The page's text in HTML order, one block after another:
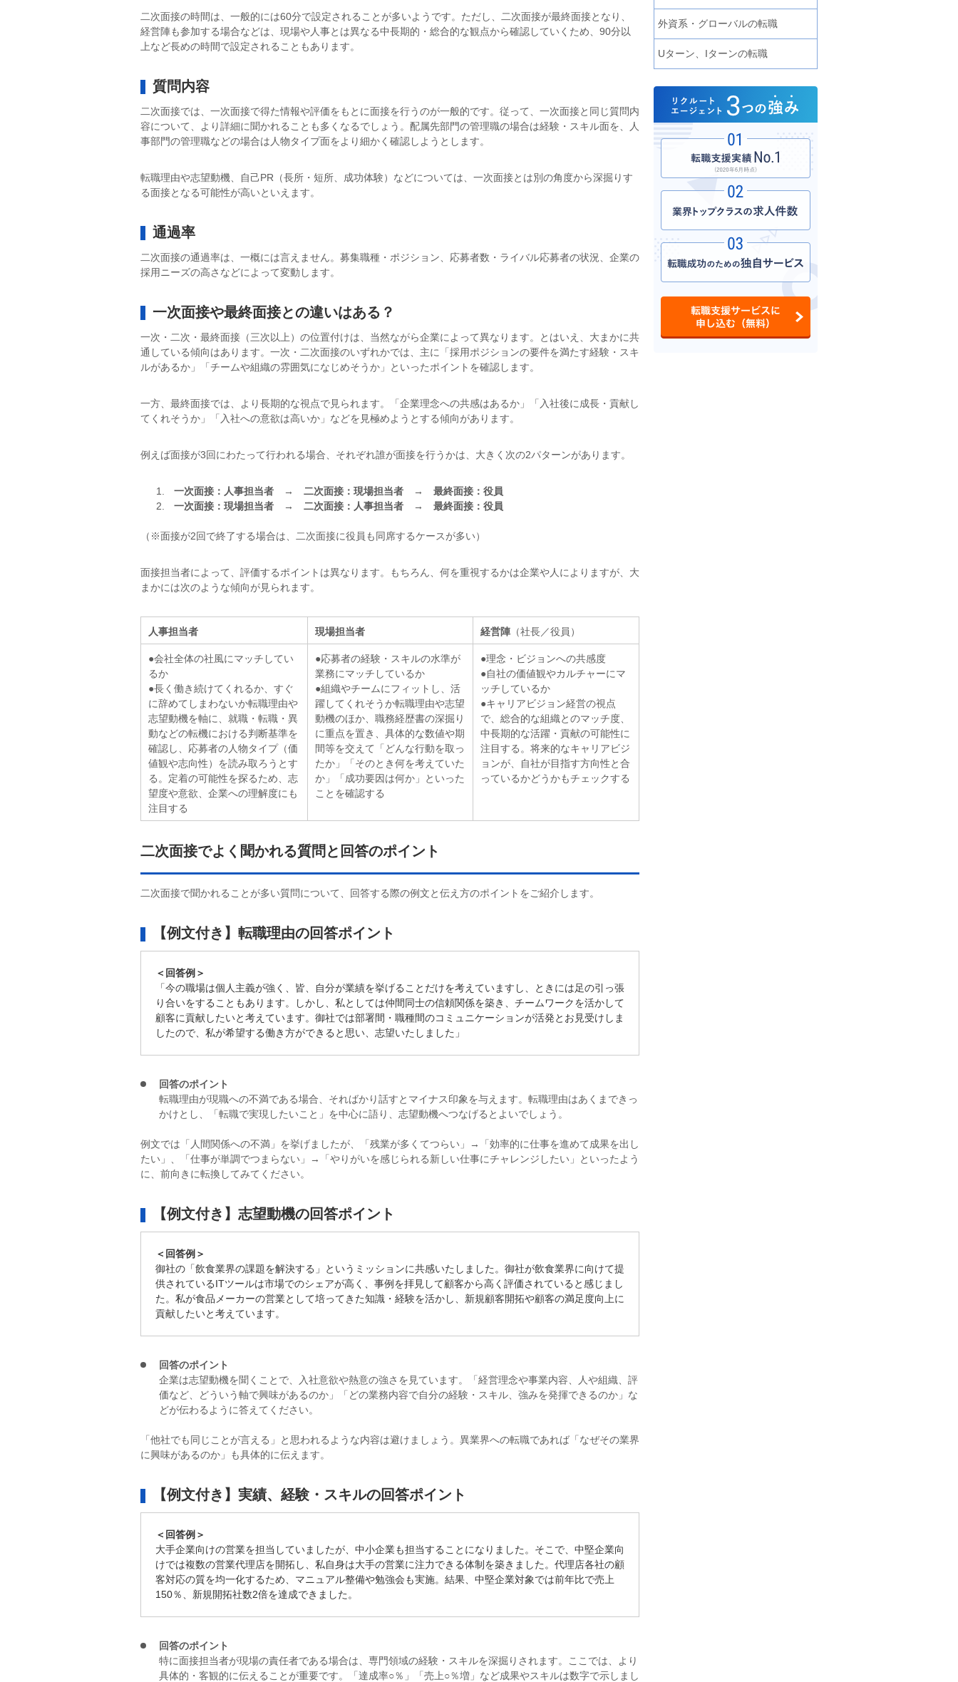
二次面接の時間は、一般的には60分で設定されることが多いようです。ただし、二次面接が最終面接となり、
経営陣も参加する場合などは、現場や人事とは異なる中長期的・総合的な観点から確認していくため、90分以
上など長めの時間で設定されることもあります。
質問内容
二次面接では、一次面接で得た情報や評価をもとに面接を行うのが一般的です。従って、一次面接と同じ質問内
容について、より詳細に聞かれることも多くなるでしょう。配属先部門の管理職の場合は経験・スキル面を、人
事部門の管理職などの場合は人物タイプ面をより細かく確認しようとします。
転職理由や志望動機、自己PR（長所・短所、成功体験）などについては、一次面接とは別の角度から深掘りす
る面接となる可能性が高いといえます。
通過率
二次面接の通過率は、一概には言えません。募集職種・ポジション、応募者数・ライバル応募者の状況、企業の
採用ニーズの高さなどによって変動します。
一次面接や最終面接との違いはある？
一次・二次・最終面接（三次以上）の位置付けは、当然ながら企業によって異なります。とはいえ、大まかに共
通している傾向はあります。一次・二次面接のいずれかでは、主に「採用ポジションの要件を満たす経験・スキ
ルがあるか」「チームや組織の雰囲気になじめそうか」といったポイントを確認します。
一方、最終面接では、より長期的な視点で見られます。「企業理念への共感はあるか」「入社後に成長・貢献し
てくれそうか」「入社への意欲は高いか」などを見極めようとする傾向があります。
例えば面接が3回にわたって行われる場合、それぞれ誰が面接を行うかは、大きく次の2パターンがあります。
一次面接：人事担当者 → 二次面接：現場担当者 → 最終面接：役員
一次面接：現場担当者 → 二次面接：人事担当者 → 最終面接：役員
（※面接が2回で終了する場合は、二次面接に役員も同席するケースが多い）
面接担当者によって、評価するポイントは異なります。もちろん、何を重視するかは企業や人によりますが、大
まかには次のような傾向が見られます。
人事担当者 現場担当者 経営陣 （社長／役員）
●会社全体の社風にマッチしてい
るか
●長く働き続けてくれるか、すぐ
に辞めてしまわないか転職理由や
志望動機を軸に、就職・転職・異
動などの転機における判断基準を
確認し、応募者の人物タイプ（価
値観や志向性）を読み取ろうとす
る。定着の可能性を探るため、志
望度や意欲、企業への理解度にも
注目する
●応募者の経験・スキルの水準が
業務にマッチしているか
●組織やチームにフィットし、活
躍してくれそうか転職理由や志望
動機のほか、職務経歴書の深掘り
に重点を置き、具体的な数値や期
間等を交えて「どんな行動を取っ
たか」「そのとき何を考えていた
か」「成功要因は何か」といった
ことを確認する
●理念・ビジョンへの共感度
●自社の価値観やカルチャーにマ
ッチしているか
●キャリアビジョン経営の視点
で、総合的な組織とのマッチ度、
中長期的な活躍・貢献の可能性に
注目する。将来的なキャリアビジ
ョンが、自社が目指す方向性と合
っているかどうかもチェックする
二次面接でよく聞かれる質問と回答のポイント
二次面接で聞かれることが多い質問について、回答する際の例文と伝え方のポイントをご紹介します。
【例文付き】転職理由の回答ポイント
＜回答例＞
「今の職場は個人主義が強く、皆、自分が業績を挙げることだけを考えていますし、ときには足の引っ張
り合いをすることもあります。しかし、私としては仲間同士の信頼関係を築き、チームワークを活かして
顧客に貢献したいと考えています。御社では部署間・職種間のコミュニケーションが活発とお見受けしま
したので、私が希望する働き方ができると思い、志望いたしました」
回答のポイント
転職理由が現職への不満である場合、そればかり話すとマイナス印象を与えます。転職理由はあくまできっ
かけとし、「転職で実現したいこと」を中心に語り、志望動機へつなげるとよいでしょう。
例文では「人間関係への不満」を挙げましたが、「残業が多くてつらい」→「効率的に仕事を進めて成果を出し
たい」、「仕事が単調でつまらない」→「やりがいを感じられる新しい仕事にチャレンジしたい」といったよう
に、前向きに転換してみてください。
【例文付き】志望動機の回答ポイント
＜回答例＞
御社の「飲食業界の課題を解決する」というミッションに共感いたしました。御社が飲食業界に向けて提
供されているITツールは市場でのシェアが高く、事例を拝見して顧客から高く評価されていると感じまし
た。私が食品メーカーの営業として培ってきた知識・経験を活かし、新規顧客開拓や顧客の満足度向上に
貢献したいと考えています。
回答のポイント
企業は志望動機を聞くことで、入社意欲や熱意の強さを見ています。「経営理念や事業内容、人や組織、評
価など、どういう軸で興味があるのか」「どの業務内容で自分の経験・スキル、強みを発揮できるのか」な
どが伝わるように答えてください。
「他社でも同じことが言える」と思われるような内容は避けましょう。異業界への転職であれば「なぜその業界
に興味があるのか」も具体的に伝えます。
【例文付き】実績、経験・スキルの回答ポイント
＜回答例＞
大手企業向けの営業を担当していましたが、中小企業も担当することになりました。そこで、中堅企業向
けでは複数の営業代理店を開拓し、私自身は大手の営業に注力できる体制を築きました。代理店各社の顧
客対応の質を均一化するため、マニュアル整備や勉強会も実施。結果、中堅企業対象では前年比で売上
150％、新規開拓社数2倍を達成できました。
回答のポイント
特に面接担当者が現場の責任者である場合は、専門領域の経験・スキルを深掘りされます。ここでは、より
具体的・客観的に伝えることが重要です。「達成率○％」「売上○％増」など成果やスキルは数字で示しまし
外資系・グローバルの転職
Uターン、Iターンの転職